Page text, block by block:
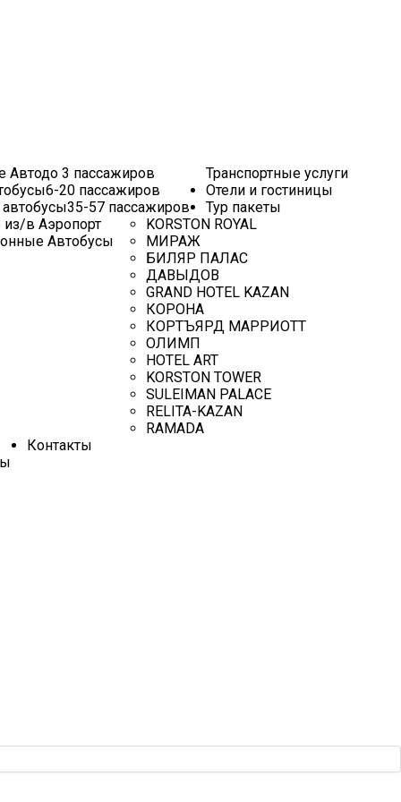
Транспортные услуги
Автодо 3 пассажиров
6-20 пассажиров
35-57 пассажиров
из/в Аэропорт
Автобусы
Отели и гостиницы
KORSTON ROYAL
МИРАЖ
БИЛЯР ПАЛАС
ДАВЫДОВ
GRAND HOTEL KAZAN
КОРОНА
КОРТЪЯРД МАРРИОТТ
ОЛИМП
HOTEL ART
KORSTON TOWER
SULEIMAN PALACE
RELITA-KAZAN
RAMADA
Тур пакеты
Контакты